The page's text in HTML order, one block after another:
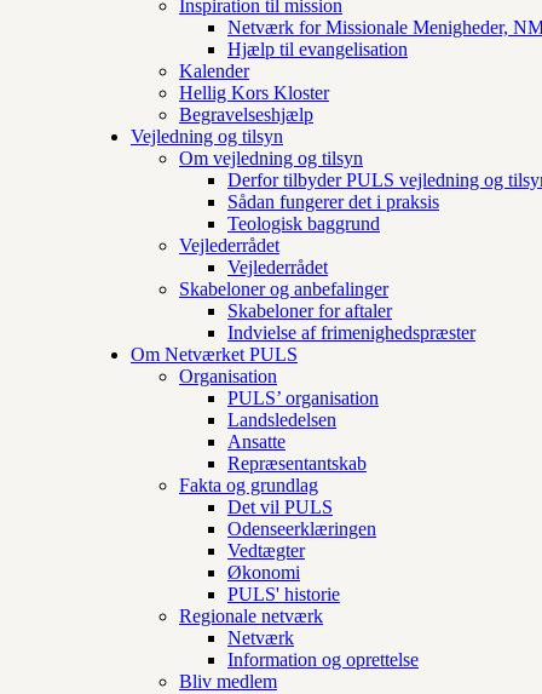
Inspiration til mission
Netværk for Missionale Menigheder,
Hjælp til evangelisation
Kalender
Hellig Kors Kloster
Begravelseshjælp
Vejledning og tilsyn
Om vejledning og tilsyn
Derfor tilbyder PULS vejledning og
Sådan fungerer det i praksis
Teologisk baggrund
Vejlederrådet
Vejlederrådet
Skabeloner og anbefalinger
Skabeloner for aftaler
Indvielse af frimenighedspræster
Om Netværket PULS
Organisation
PULS’ organisation
Landsledelsen
Ansatte
Repræsentantskab
Fakta og grundlag
Det vil PULS
Odenseerklæringen
Vedtægter
Økonomi
PULS' historie
Regionale netværk
Netværk
Information og oprettelse
Bliv medlem